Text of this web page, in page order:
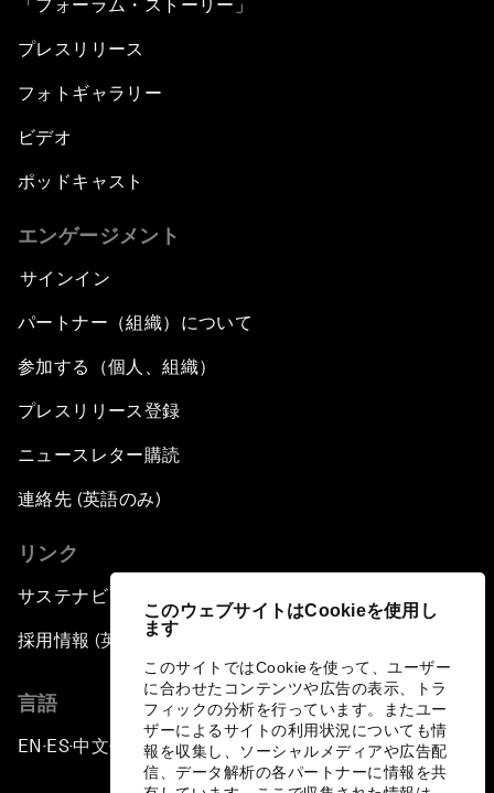
このウェブサイトはCookieを使用し
ます
このサイトではCookieを使って、ユーザー
に合わせたコンテンツや広告の表示、トラ
フィックの分析を行っています。またユー
ザーによるサイトの利用状況についても情
報を収集し、ソーシャルメディアや広告配
信、データ解析の各パートナーに情報を共
「フォーラム・ストーリー」
プレスリリース
フォトギャラリー
ビデオ
ポッドキャスト
エンゲージメント
サインイン
パートナー（組織）について
参加する（個人、組織）
プレスリリース登録
ニュースレター購読
連絡先 (英語のみ)
リンク
サステナビリティへの取り組み
採用情報 (英語のみ)
言語
EN ▪ES▪中文▪ 日本語